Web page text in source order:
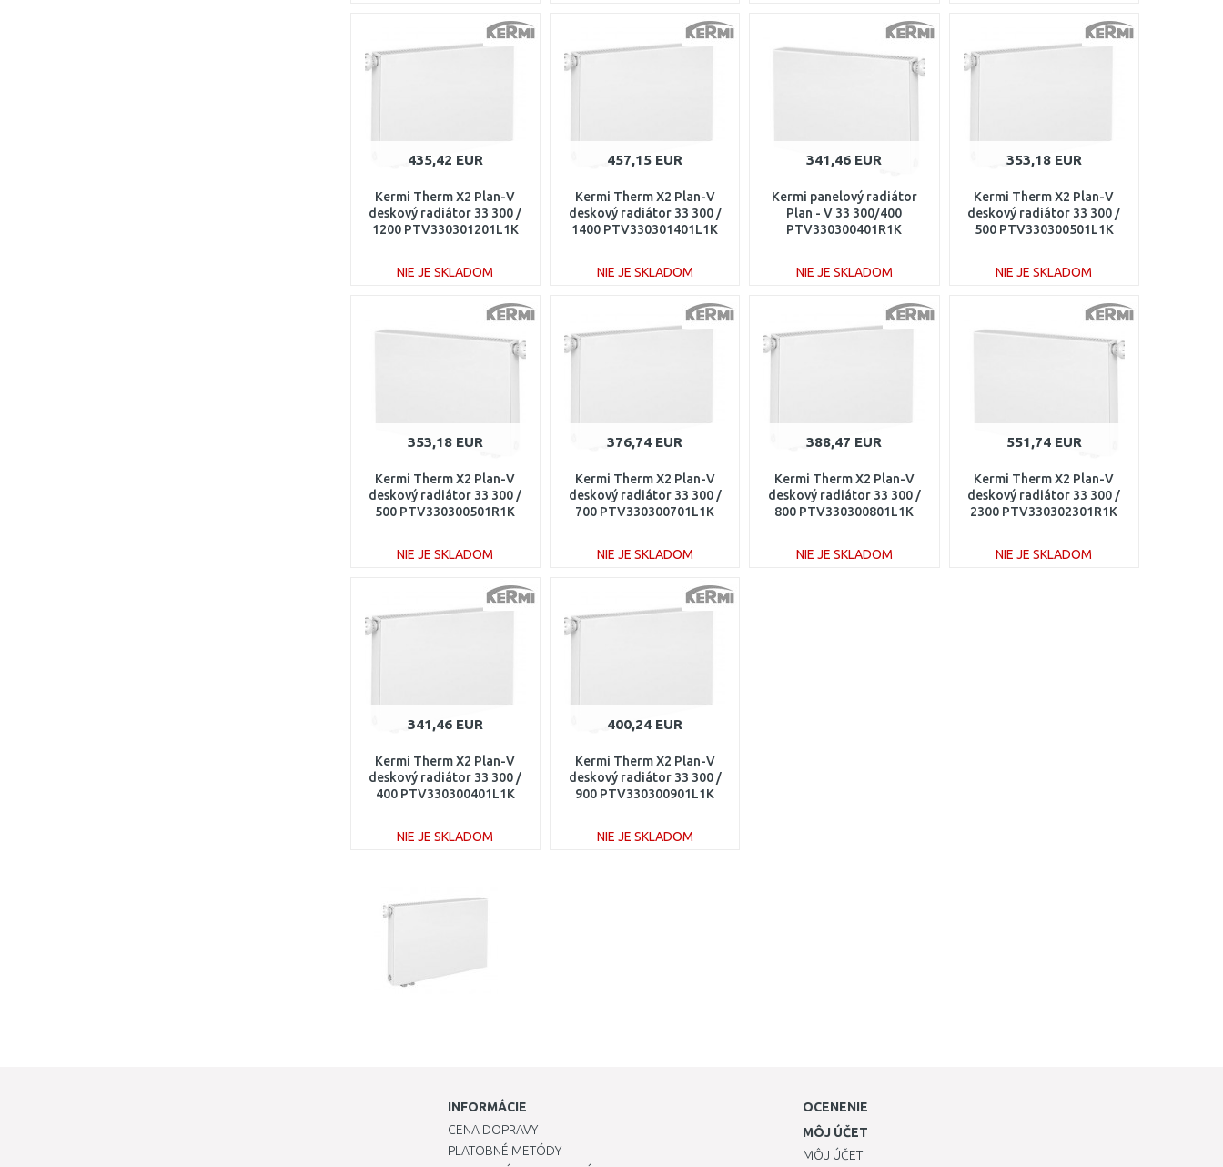
DO KOŠÍKA DO KOŠÍKA DO KOŠÍKA DO KOŠÍKA
435,42 EUR
Kermi Therm X2 Plan-V
deskový radiátor 33 300 /
1200 PTV330301201L1K
NIE JE SKLADOM
DO KOŠÍKA
457,15 EUR
Kermi Therm X2 Plan-V
deskový radiátor 33 300 /
1400 PTV330301401L1K
NIE JE SKLADOM
DO KOŠÍKA
341,46 EUR
Kermi panelový radiátor
Plan - V 33 300/400
PTV330300401R1K
NIE JE SKLADOM
DO KOŠÍKA
353,18 EUR
Kermi Therm X2 Plan-V
deskový radiátor 33 300 /
500 PTV330300501L1K
NIE JE SKLADOM
DO KOŠÍKA
353,18 EUR
Kermi Therm X2 Plan-V
deskový radiátor 33 300 /
500 PTV330300501R1K
NIE JE SKLADOM
DO KOŠÍKA
376,74 EUR
Kermi Therm X2 Plan-V
deskový radiátor 33 300 /
700 PTV330300701L1K
NIE JE SKLADOM
DO KOŠÍKA
388,47 EUR
Kermi Therm X2 Plan-V
deskový radiátor 33 300 /
800 PTV330300801L1K
NIE JE SKLADOM
551,74 EUR
Kermi Therm X2 Plan-V
deskový radiátor 33 300 /
2300 PTV330302301R1K
NIE JE SKLADOM
341,46 EUR
Kermi Therm X2 Plan-V
deskový radiátor 33 300 /
400 PTV330300401L1K
NIE JE SKLADOM
400,24 EUR
Kermi Therm X2 Plan-V
deskový radiátor 33 300 /
900 PTV330300901L1K
NIE JE SKLADOM
INFORMÁCIE
CENA DOPRAVY
PLATOBNÉ METÓDY
OCENENIE
MÔJ ÚČET
MÔJ ÚČET